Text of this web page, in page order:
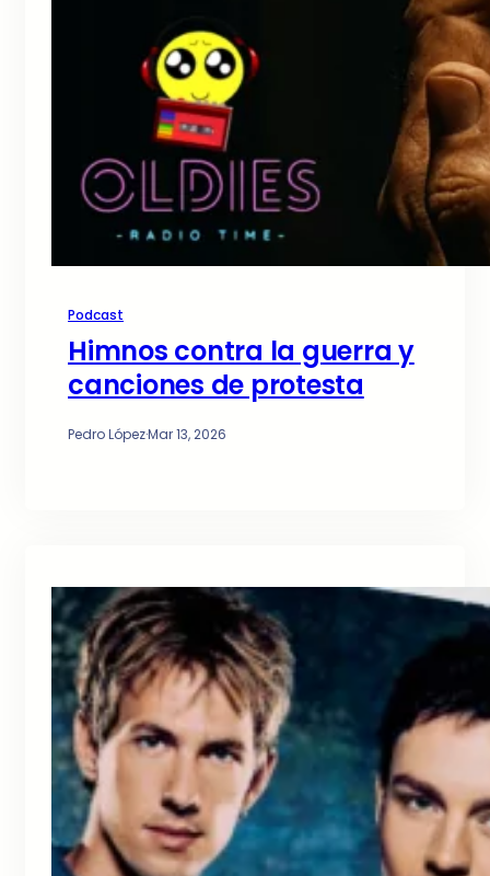
Podcast
Himnos contra la guerra y
canciones de protesta
Pedro López·Mar 13, 2026